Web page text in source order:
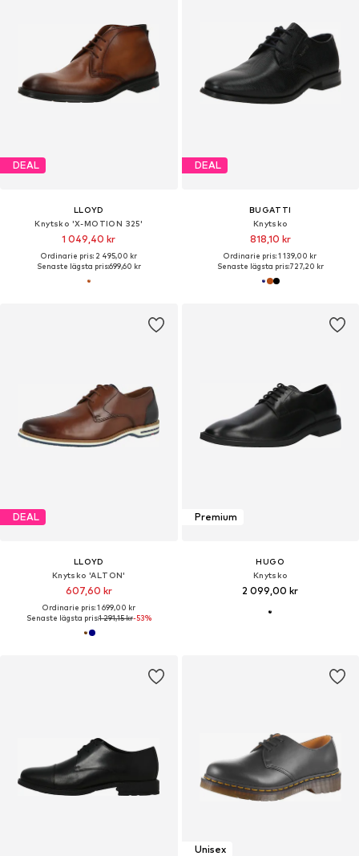
DEAL
LLOYD
Knytsko 'X-MOTION 325'
1 049,40 kr
Ordinarie pris: 2 495,00 kr
Senaste lägsta pris:699,60 kr
DEAL
BUGATTI
Knytsko
818,10 kr
Ordinarie pris: 1 139,00 kr
Senaste lägsta pris:727,20 kr
DEAL
LLOYD
Knytsko 'ALTON'
607,60 kr
Ordinarie pris: 1 699,00 kr
Senaste lägsta pris:1 291,15 kr-53%
Premium
HUGO
Knytsko
2 099,00 kr
Unisex